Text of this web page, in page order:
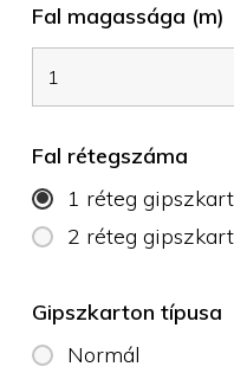
Fal magassága (m)
Fal rétegszáma
1 réteg
2 réteg
Gipszkarton típusa
Normál